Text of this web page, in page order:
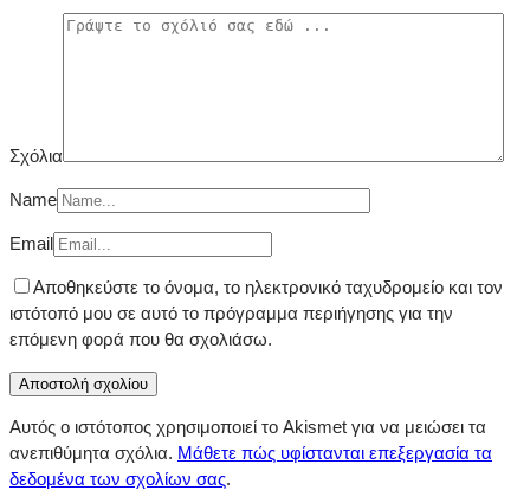
Σχόλια
Name
Email
Αποθηκεύστε το όνομα, το ηλεκτρονικό ταχυδρομείο και τον
ιστότοπό μου σε αυτό το πρόγραμμα περιήγησης για την
επόμενη φορά που θα σχολιάσω.
Αυτός ο ιστότοπος χρησιμοποιεί το Akismet για να μειώσει τα
ανεπιθύμητα σχόλια. Μάθετε πώς υφίστανται επεξεργασία τα
δεδομένα των σχολίων σας.